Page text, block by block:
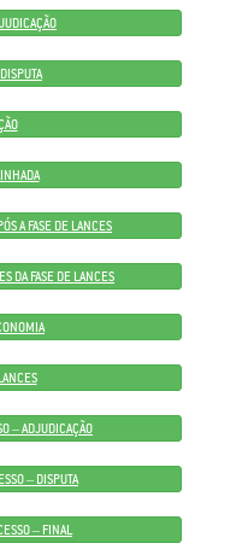
A FASE DE LANCES
DA FASE DE LANCES
– ADJUDICAÇÃO
– DISPUTA
– FINAL